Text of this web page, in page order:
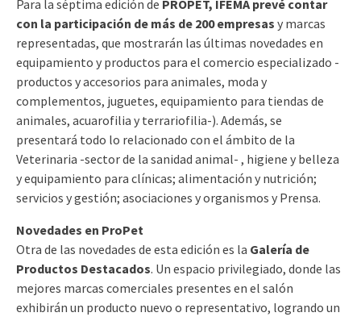
Para la séptima edición de PROPET, IFEMA prevé contar
con la participación de más de 200 empresas y marcas
representadas, que mostrarán las últimas novedades en
equipamiento y productos para el comercio especializado -
productos y accesorios para animales, moda y
complementos, juguetes, equipamiento para tiendas de
animales, acuarofilia y terrariofilia-). Además, se
presentará todo lo relacionado con el ámbito de la
Veterinaria -sector de la sanidad animal- , higiene y belleza
y equipamiento para clínicas; alimentación y nutrición;
servicios y gestión; asociaciones y organismos y Prensa.
Novedades en ProPet
Otra de las novedades de esta edición es la Galería de
Productos Destacados. Un espacio privilegiado, donde las
mejores marcas comerciales presentes en el salón
exhibirán un producto nuevo o representativo, logrando un